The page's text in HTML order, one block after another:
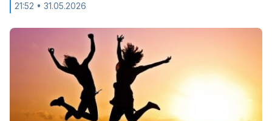
21:52 • 31.05.2026